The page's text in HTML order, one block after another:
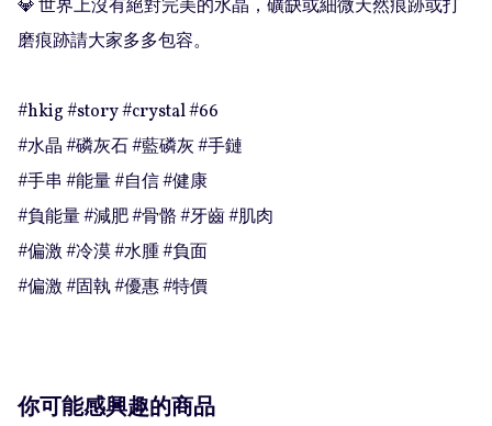
💎 世界上沒有絕對完美的水晶，礦缺或細微天然痕跡或打
磨痕跡請大家多多包容。
#hkig #story #crystal #66
#水晶 #磷灰石 #藍磷灰 #手鏈
#手串 #能量 #自信 #健康
#負能量 #減肥 #骨骼 #牙齒 #肌肉
#偏激 #冷漠 #水腫 #負面
#偏激 #固執 #優惠 #特價
你可能感興趣的商品